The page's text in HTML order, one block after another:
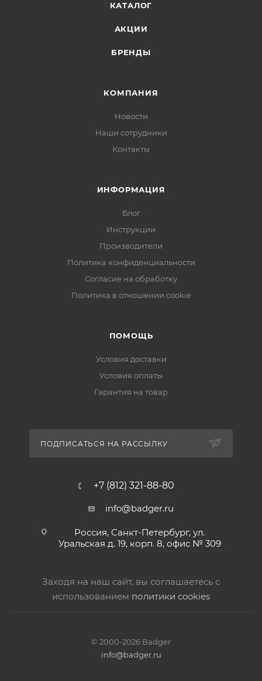
КАТАЛОГ
АКЦИИ
БРЕНДЫ
КОМПАНИЯ
Новости
Наши сотрудники
Контакты
ИНФОРМАЦИЯ
Блог
Инструкции
Производители
Политика конфиденциальности
Согласие на обработку
Политика в отношении cookie
ПОМОЩЬ
Условия доставки
Условия оплаты
Гарантия на товар
ПОДПИСАТЬСЯ НА РАССЫЛКУ
+7 (812) 321-88-80
info@badger.ru
Россия, Санкт-Петербург, ул.
Уральская д. 19, корп. 8, офис № 309
Заходя на наш сайт, вы соглашаетесь с
использованием политики cookies
© 2000-2026 Badger
info@badger.ru